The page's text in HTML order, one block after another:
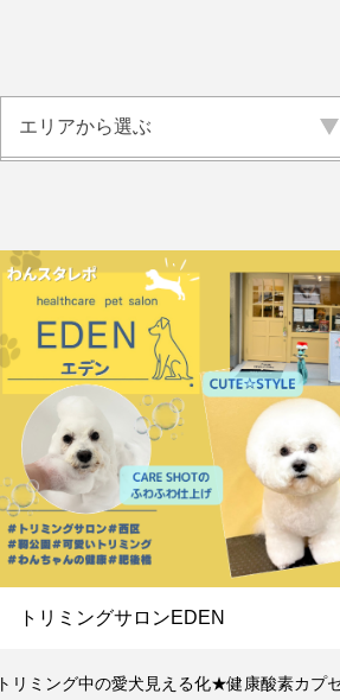
エリアから選ぶ
エリアから選ぶ
滋賀県
京都府
大阪府
兵庫県
奈良県
和歌山県
その他
トリミングサロンEDEN
トリミング中の愛犬見える化★健康酸素カプ